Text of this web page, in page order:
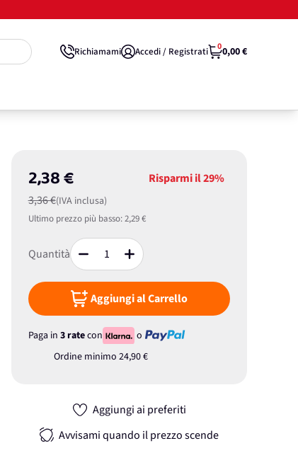
Richiamami Accedi / Registrati 00,00 €
2,38 €
3,36 €(IVA inclusa)
Risparmi il29%
Ultimo prezzo più basso:2,29 €
Quantità
Aggiungi al Carrello
Paga in 3 ratecon
o
Ordine minimo 24,90 €
Aggiungi ai preferiti
Avvisami quando il prezzo scende